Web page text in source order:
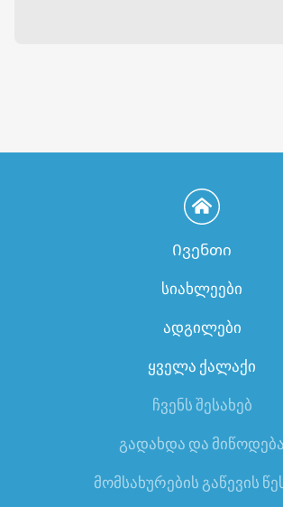
Ივენთი
სიახლეები
ადგილები
ყველა ქალაქი
ჩვენს შესახებ
გადახდა და მიწოდება
მომსახურების გაწევის